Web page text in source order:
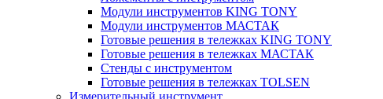
Модули инструментов KING TONY
Модули инструментов МАСТАК
Готовые решения в тележках KING TONY
Готовые решения в тележках МАСТАК
Стенды с инструментом
Готовые решения в тележках TOLSEN
Измерительный инструмент